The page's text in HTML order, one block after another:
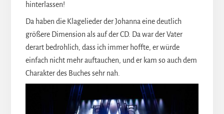
hinterlassen!
Da haben die Klagelieder der Johanna eine deutlich
größere Dimension als auf der CD. Da war der Vater
derart bedrohlich, dass ich immer hoffte, er würde
einfach nicht mehr auftauchen, und er kam so auch dem
Charakter des Buches sehr nah.